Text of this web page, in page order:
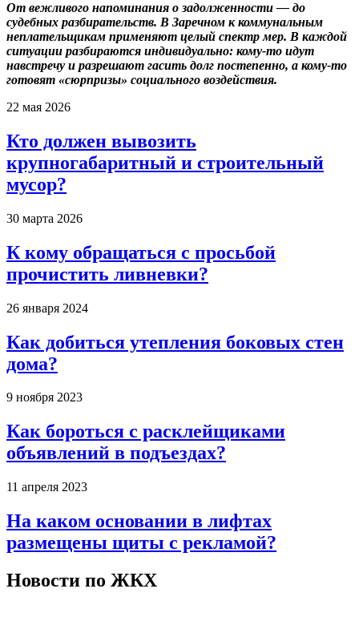
От вежливого напоминания о задолженности — до
судебных разбирательств. В Заречном к коммунальным
неплательщикам применяют целый спектр мер. В каждой
ситуации разбираются индивидуально: кому-то идут
навстречу и разрешают гасить долг постепенно, а кому-то
готовят «сюрпризы» социального воздействия.
22 мая 2026
Кто должен вывозить
крупногабаритный и строительный
мусор?
30 марта 2026
К кому обращаться с просьбой
прочистить ливневки?
26 января 2024
Как добиться утепления боковых стен
дома?
9 ноября 2023
Как бороться с расклейщиками
объявлений в подъездах?
11 апреля 2023
На каком основании в лифтах
размещены щиты с рекламой?
Новости по ЖКХ